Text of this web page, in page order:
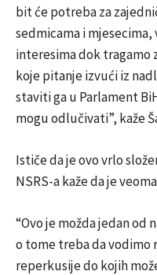
bit će potreba za
sedmicama i
interesima dok tragamo
koje pitanje izvući iz
staviti ga u Parlament
mogu odlučivati”, kaže
Ističe da je ovo vrlo
NSRS-a kaže da je
“Ovo je možda jedan
o tome treba da vodimo
reperkusije do kojih